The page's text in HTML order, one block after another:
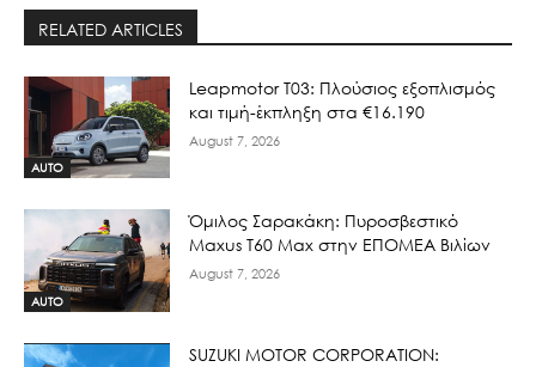
RELATED ARTICLES
AUTO
Leapmotor T03: Πλούσιος εξοπλισμός
και τιμή-έκπληξη στα €16.190
August 7, 2026
AUTO
Όμιλος Σαρακάκη: Πυροσβεστικό
Maxus T60 Max στην ΕΠΟΜΕΑ Βιλίων
August 7, 2026
SUZUKI MOTOR CORPORATION: